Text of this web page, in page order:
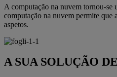
A computação na nuvem tornou-se
computação na nuvem permite que
aspetos.
A SUA SOLUÇÃO